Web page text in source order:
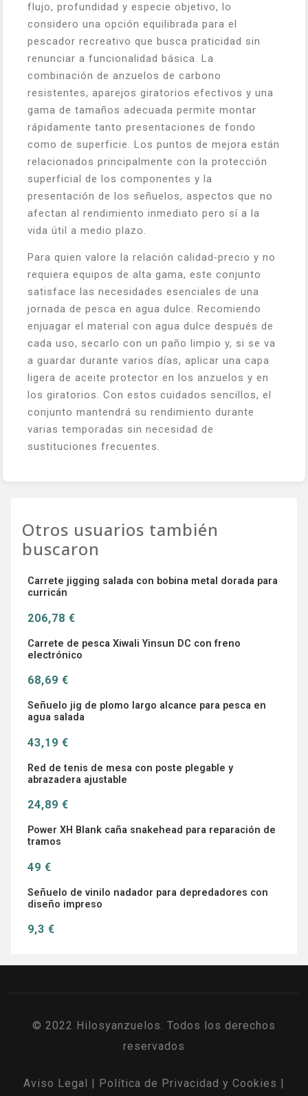
flujo, profundidad y especie objetivo, lo
considero una opción equilibrada para el
pescador recreativo que busca praticidad sin
renunciar a funcionalidad básica. La
combinación de anzuelos de carbono
resistentes, aparejos giratorios efectivos y una
gama de tamaños adecuada permite montar
rápidamente tanto presentaciones de fondo
como de superficie. Los puntos de mejora están
relacionados principalmente con la protección
superficial de los componentes y la
presentación de los señuelos, aspectos que no
afectan al rendimiento inmediato pero sí a la
vida útil a medio plazo.
Para quien valore la relación calidad‑precio y no
requiera equipos de alta gama, este conjunto
satisface las necesidades esenciales de una
jornada de pesca en agua dulce. Recomiendo
enjuagar el material con agua dulce después de
cada uso, secarlo con un paño limpio y, si se va
a guardar durante varios días, aplicar una capa
ligera de aceite protector en los anzuelos y en
los giratorios. Con estos cuidados sencillos, el
conjunto mantendrá su rendimiento durante
varias temporadas sin necesidad de
sustituciones frecuentes.
Otros usuarios también
buscaron
Carrete jigging salada con bobina metal dorada para
curricán
206,78 €
Carrete de pesca Xiwali Yinsun DC con freno
electrónico
68,69 €
Señuelo jig de plomo largo alcance para pesca en
agua salada
43,19 €
Red de tenis de mesa con poste plegable y
abrazadera ajustable
24,89 €
Power XH Blank caña snakehead para reparación de
tramos
49 €
Señuelo de vinilo nadador para depredadores con
diseño impreso
9,3 €
© 2022 Hilosyanzuelos. Todos los derechos
reservados
Aviso Legal Política de Privacidad y Cookies